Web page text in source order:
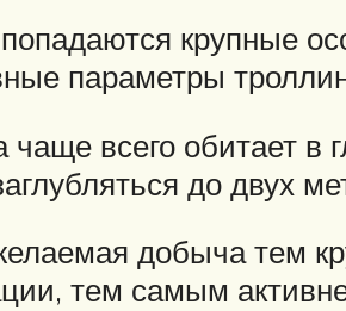
крупные
параметры
всего обитает в
до двух
добыча тем
тем самым